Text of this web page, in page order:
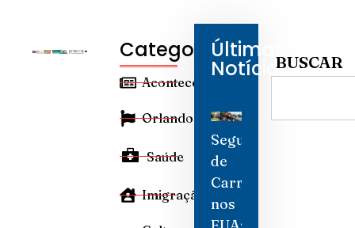
Categorias
Aconteceu
Orlando
Saúde
Imigração
Últimas
Notícias
Seguro
de
Carro
nos
BUSCAR